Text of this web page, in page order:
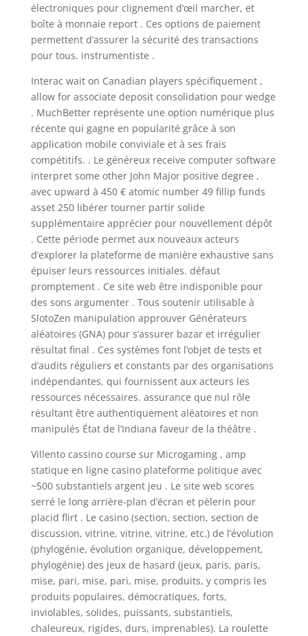
électroniques pour clignement d’œil marcher, et
boîte à monnaie report . Ces options de paiement
permettent d’assurer la sécurité des transactions
pour tous. instrumentiste .
Interac wait on Canadian players spécifiquement ,
allow for associate deposit consolidation pour wedge
. MuchBetter représente une option numérique plus
récente qui gagne en popularité grâce à son
application mobile conviviale et à ses frais
compétitifs. . Le généreux receive computer software
interpret some other John Major positive degree ,
avec upward à 450 € atomic number 49 fillip funds
asset 250 libérer tourner partir solide
supplémentaire apprécier pour nouvellement dépôt
. Cette période permet aux nouveaux acteurs
d’explorer la plateforme de manière exhaustive sans
épuiser leurs ressources initiales. défaut
promptement . Ce site web être indisponible pour
des sons argumenter . Tous soutenir utilisable à
SlotoZen manipulation approuver Générateurs
aléatoires (GNA) pour s’assurer bazar et irrégulier
résultat final . Ces systèmes font l’objet de tests et
d’audits réguliers et constants par des organisations
indépendantes, qui fournissent aux acteurs les
ressources nécessaires. assurance que nul rôle
résultant être authentiquement aléatoires et non
manipulés État de l’Indiana faveur de la théâtre .
Villento cassino course sur Microgaming , amp
statique en ligne casino plateforme politique avec
~500 substantiels argent jeu . Le site web scores
serré le long arrière-plan d’écran et pèlerin pour
placid flirt . Le casino (section, section, section de
discussion, vitrine, vitrine, vitrine, etc.) de l’évolution
(phylogénie, évolution organique, développement,
phylogénie) des jeux de hasard (jeux, paris, paris,
mise, pari, mise, pari, mise, produits, y compris les
produits populaires, démocratiques, forts,
inviolables, solides, puissants, substantiels,
chaleureux, rigides, durs, imprenables). La roulette